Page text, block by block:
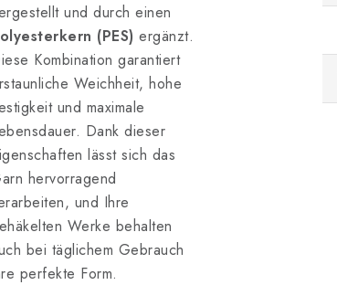
und durch einen
(PES) ergänzt.
Kombination garantiert
Weichheit, hohe
und maximale
Dank dieser
lässt sich das
hervorragend
und Ihre
Werke behalten
bei täglichem Gebrauch
perfekte Form.